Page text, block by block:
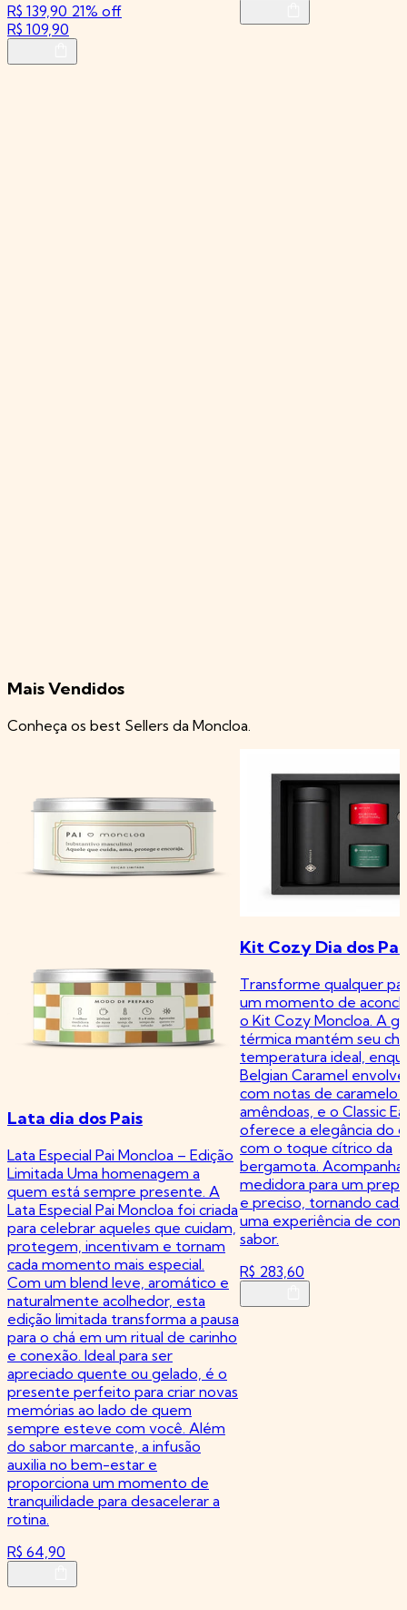
R$ 139,90 21% off
R$ 109,90
Mais Vendidos
Conheça os best Sellers da Moncloa.
Lata dia dos Pais
Lata Especial Pai Moncloa – Edição
Limitada Uma homenagem a
quem está sempre presente. A
Lata Especial Pai Moncloa foi criada
para celebrar aqueles que cuidam,
protegem, incentivam e tornam
cada momento mais especial.
Com um blend leve, aromático e
naturalmente acolhedor, esta
edição limitada transforma a pausa
para o chá em um ritual de carinho
e conexão. Ideal para ser
apreciado quente ou gelado, é o
presente perfeito para criar novas
memórias ao lado de quem
sempre esteve com você. Além
do sabor marcante, a infusão
auxilia no bem-estar e
proporciona um momento de
tranquilidade para desacelerar a
rotina.
R$ 64,90
Kit Cozy Dia dos
Transforme qualquer
um momento de
o Kit Cozy Moncloa. A
térmica mantém seu
temperatura ideal,
Belgian Caramel
com notas de caramelo
amêndoas, e o Classic
oferece a elegância do
com o toque cítrico da
bergamota. Acompanha
medidora para um
e preciso, tornando
uma experiência de
sabor.
R$ 283,60